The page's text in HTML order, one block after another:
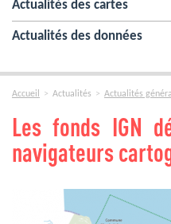
Actualités des cartes
Actualités des données
Accueil Actualités Actualités
Les fonds IGN
navigateurs